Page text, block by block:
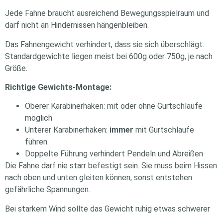
Jede Fahne braucht ausreichend Bewegungsspielraum und
darf nicht an Hindernissen hängenbleiben.
Das Fahnengewicht verhindert, dass sie sich überschlägt.
Standardgewichte liegen meist bei 600g oder 750g, je nach
Größe.
Richtige Gewichts-Montage:
Oberer Karabinerhaken: mit oder ohne Gurtschlaufe
möglich
Unterer Karabinerhaken: immer mit Gurtschlaufe
führen
Doppelte Führung verhindert Pendeln und Abreißen
Die Fahne darf nie starr befestigt sein. Sie muss beim Hissen
nach oben und unten gleiten können, sonst entstehen
gefährliche Spannungen.
Bei starkem Wind sollte das Gewicht ruhig etwas schwerer